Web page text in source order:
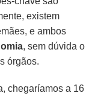
existem
e ambos
, sem dúvida o
órgãos.
chegaríamos a 16